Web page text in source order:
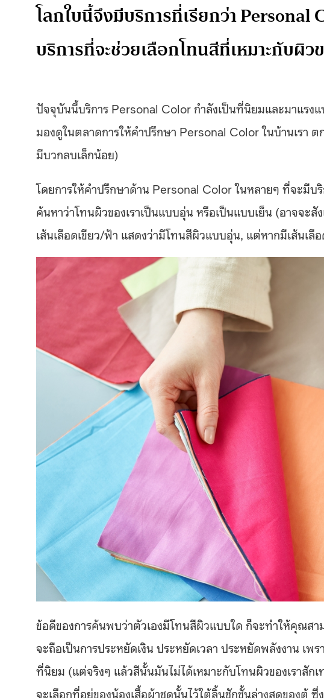
โลกใบนี้จึงมีบริการที่เรียกว่า Personal
บริการที่จะช่วยเลือกโทนสีที่เหมาะกับผิว
ปัจจุบันนี้บริการ Personal Color กำลังเป็นที่นิยมและมาแรง
มองดูในตลาดการให้คำปรึกษา Personal Color ในบ้านเรา
มีบวกลบเล็กน้อย)
โดยการให้คำปรึกษาด้าน Personal Color ในหลายๆ ที่จะมี
ค้นหาว่าโทนผิวของเราเป็นแบบอุ่น หรือเป็นแบบเย็น (อาจจะ
เส้นเลือดเขียว/ฟ้า แสดงว่ามีโทนสีผิวแบบอุ่น, แต่หากมีเส้นเลื
ข้อดีของการค้นพบว่าตัวเองมีโทนสีผิวแบบใด ก็จะทำให้คุณสา
จะถือเป็นการประหยัดเงิน ประหยัดเวลา ประหยัดพลังงาน เพ
ที่นิยม (แต่จริงๆ แล้วสีนั้นมันไม่ได้เหมาะกับโทนผิวของเราสั
จะเลือกที่อยู่ของน้องเสื้อผ้าชุดนั้นไว้ใต้ลิ้นชักชั้นล่างสุดของตู้ ซึ่